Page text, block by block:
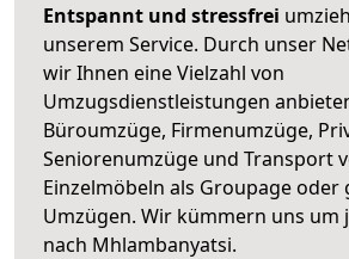
Entspannt und stressfrei
unserem Service. Durch unser
wir Ihnen eine Vielzahl von
Umzugsdienstleistungen
Büroumzüge, Firmenumzüge,
Seniorenumzüge und Transport
Einzelmöbeln als Groupage oder
Umzügen. Wir kümmern uns um
nach Mhlambanyatsi.